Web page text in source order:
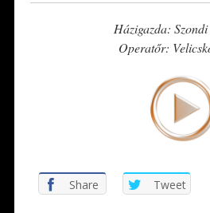
Házigazda:
Operatőr:
Share Tweet